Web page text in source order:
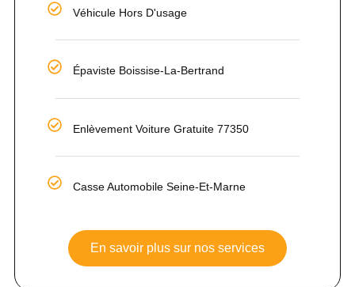
Véhicule Hors D'usage
Épaviste Boissise-La-Bertrand
Enlèvement Voiture Gratuite 77350
Casse Automobile Seine-Et-Marne
En savoir plus sur nos services